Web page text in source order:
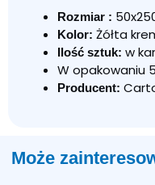
WŁOSKA
KREMOWA
Rozmiar :
Kolor: Żółta
Ilość sztuk: w
W opakowaniu
Producent:
Może